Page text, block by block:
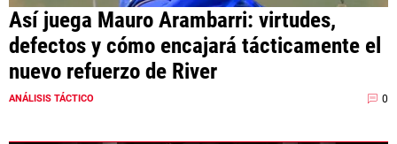
Así juega Mauro Arambarri: virtudes,
defectos y cómo encajará tácticamente el
nuevo refuerzo de River
ANÁLISIS TÁCTICO 0